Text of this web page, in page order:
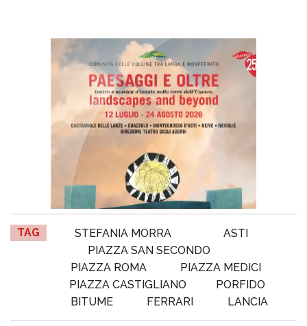
TAG STEFANIA MORRA
ASTI
PIAZZA SAN SECONDO
PIAZZA ROMA
PIAZZA MEDICI
PIAZZA CASTIGLIANO
PORFIDO
BITUME
FERRARI LANCIA